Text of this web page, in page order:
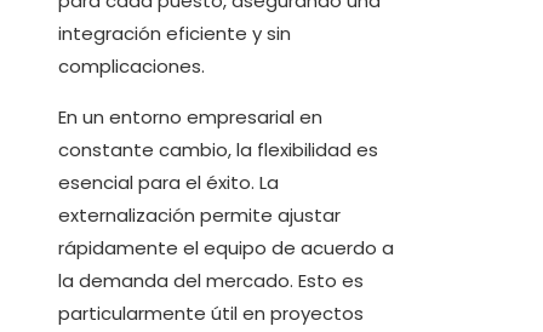
integración eficiente y sin
complicaciones.
En un entorno empresarial en
constante cambio, la flexibilidad es
esencial para el éxito. La
externalización permite ajustar
rápidamente el equipo de acuerdo a
la demanda del mercado. Esto es
particularmente útil en proyectos